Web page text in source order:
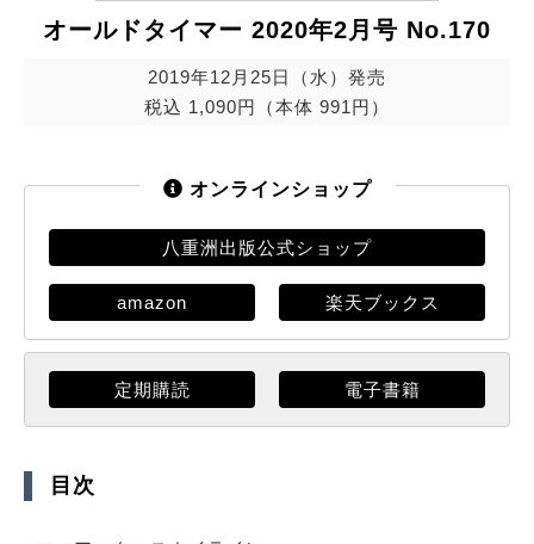
オールドタイマー 2020年2月号 No.170
2019年12月25日（水）発売
税込 1,090円（本体 991円）
オンラインショップ
八重洲出版公式ショップ
amazon 楽天ブックス
定期購読 電子書籍
目次